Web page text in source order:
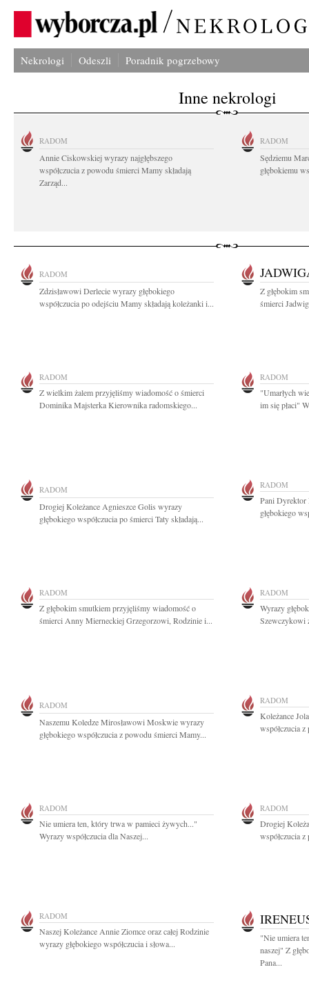
Nekrologi Odeszli Poradnik pogrzebowy
Inne nekrologi
RADOM
Annie Ciskowskiej wyrazy najgłębszego
współczucia z powodu śmierci Mamy składają
Zarząd...
RADOM
Sędziemu
głębokiemu
RADOM
Zdzisławowi Derlecie wyrazy głębokiego
współczucia po odejściu Mamy składają koleżanki i...
Z głębokim
śmierci
RADOM
Z wielkim żalem przyjęliśmy wiadomość o śmierci
Dominika Majsterka Kierownika radomskiego...
RADOM
"Umarłych
im się płaci"
RADOM
Drogiej Koleżance Agnieszce Golis wyrazy
głębokiego współczucia po śmierci Taty składają...
RADOM
Pani
głębokiego
RADOM
Z głębokim smutkiem przyjęliśmy wiadomość o
śmierci Anny Mierneckiej Grzegorzowi, Rodzinie i...
RADOM
Wyrazy
Szewczykowi
RADOM
Naszemu Koledze Mirosławowi Moskwie wyrazy
głębokiego współczucia z powodu śmierci Mamy...
RADOM
Koleżance
współczucia
RADOM
Nie umiera ten, który trwa w pamieci żywych..."
Wyrazy współczucia dla Naszej...
RADOM
Drogiej
współczucia
RADOM
Naszej Koleżance Annie Ziomce oraz całej Rodzinie
wyrazy głębokiego współczucia i słowa...
"Nie umiera
naszej" Z
Pana...